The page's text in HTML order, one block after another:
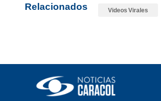
Relacionados Videos Virales